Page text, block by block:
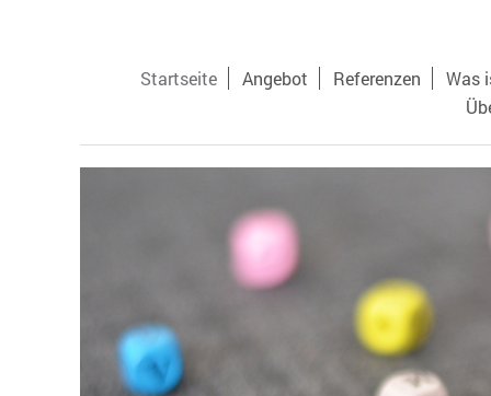
Startseite Angebot Referenzen
Was